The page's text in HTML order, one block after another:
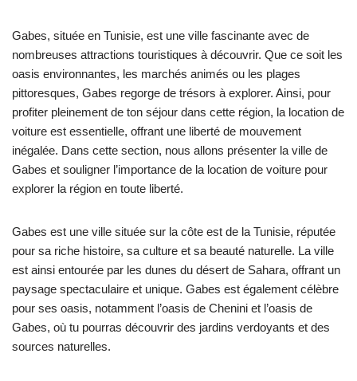
Gabes, située en Tunisie, est une ville fascinante avec de
nombreuses attractions touristiques à découvrir. Que ce soit les
oasis environnantes, les marchés animés ou les plages
pittoresques, Gabes regorge de trésors à explorer. Ainsi, pour
profiter pleinement de ton séjour dans cette région, la location de
voiture est essentielle, offrant une liberté de mouvement
inégalée. Dans cette section, nous allons présenter la ville de
Gabes et souligner l’importance de la location de voiture pour
explorer la région en toute liberté.
Gabes est une ville située sur la côte est de la Tunisie, réputée
pour sa riche histoire, sa culture et sa beauté naturelle. La ville
est ainsi entourée par les dunes du désert de Sahara, offrant un
paysage spectaculaire et unique. Gabes est également célèbre
pour ses oasis, notamment l’oasis de Chenini et l’oasis de
Gabes, où tu pourras découvrir des jardins verdoyants et des
sources naturelles.